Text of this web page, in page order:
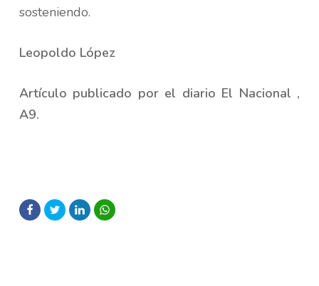
sosteniendo.
Leopoldo López
Artículo publicado por el diario El Nacional ,
A9.